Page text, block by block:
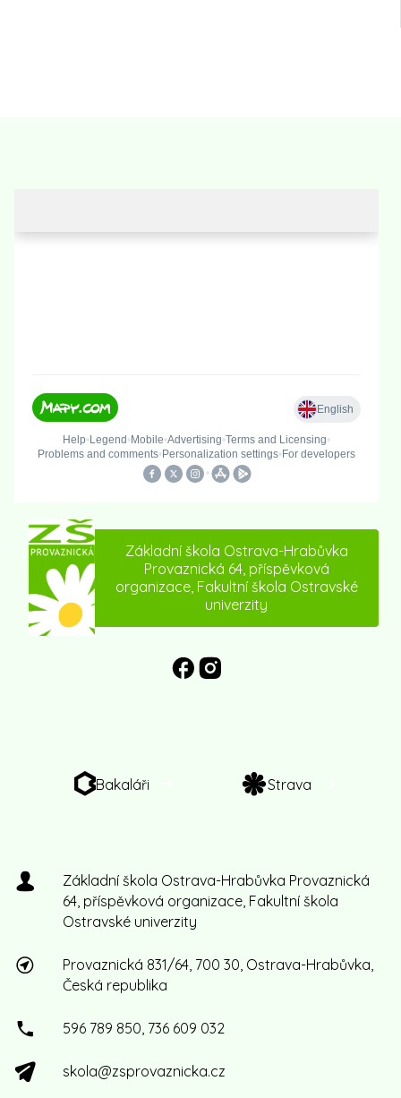
Základní škola Ostrava-Hrabůvka
Provaznická 64, příspěvková
organizace, Fakultní škola Ostravské
univerzity
Bakaláři Strava
Základní škola Ostrava-Hrabůvka Provaznická
64, příspěvková organizace, Fakultní škola
Ostravské univerzity
Provaznická 831/64, 700 30, Ostrava-Hrabůvka,
Česká republika
596 789 850, 736 609 032
skola@zsprovaznicka.cz